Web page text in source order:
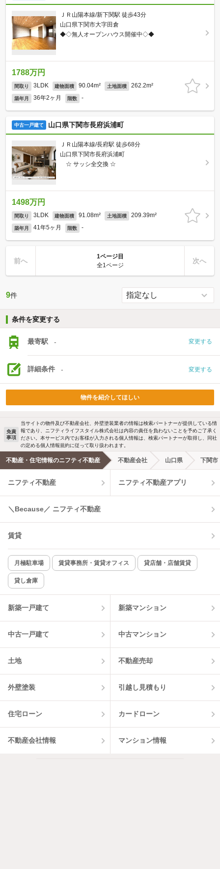
ＪＲ山陽本線/新下関駅 徒歩43分
山口県下関市大字田倉
◆◇無人オープンハウス開催中◇◆
1788万円
間取り 3LDK 建物面積 90.04m² 土地面積 262.2m²
築年月 36年2ヶ月 階数 -
中古一戸建て 山口県下関市長府浜浦町
ＪＲ山陽本線/長府駅 徒歩68分
山口県下関市長府浜浦町
☆ サッシ全交換 ☆
1498万円
間取り 3LDK 建物面積 91.08m² 土地面積 209.39m²
築年月 41年5ヶ月 階数 -
前へ
1ページ目
全1ページ
次へ
9件
条件を変更する
最寄駅 - 変更する
詳細条件 - 変更する
物件を紹介してほしい
免責
事項
当サイトの物件及び不動産会社、外壁塗装業者の情報は検索パートナーが提供している情
報であり、ニフティライフスタイル株式会社は内容の責任を負わないことを予めご了承く
ださい。本サービス内でお客様が入力される個人情報は、検索パートナーが取得し、同社
の定める個人情報規約に従って取り扱われます。
不動産・住宅情報のニフティ不動産 不動産会社 山口県 下関市
ニフティ不動産 ニフティ不動産アプリ
＼Because／ ニフティ不動産
賃貸
月極駐車場 賃貸事務所・賃貸オフィス 貸店舗・店舗賃貸
貸し倉庫
新築一戸建て 新築マンション
中古一戸建て 中古マンション
土地 不動産売却
外壁塗装 引越し見積もり
住宅ローン カードローン
不動産会社情報 マンション情報